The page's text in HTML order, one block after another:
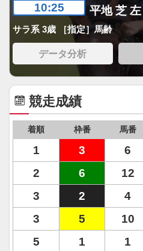
10:25 平地 芝
サラ系 3歳 ［指定］馬齢
データ分析
競走成績
着順 枠番 馬番
1 3 6
2
6 12
3
2 4
3
5 10
5
1 1